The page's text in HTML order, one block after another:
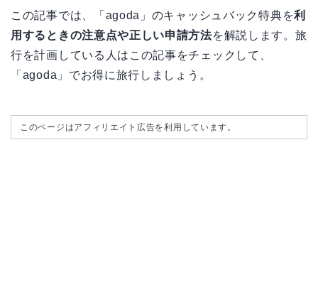
この記事では、「agoda」のキャッシュバック特典を利
用するときの注意点や正しい申請方法を解説します。旅
行を計画している人はこの記事をチェックして、
「agoda」でお得に旅行しましょう。
このページはアフィリエイト広告を利用しています。